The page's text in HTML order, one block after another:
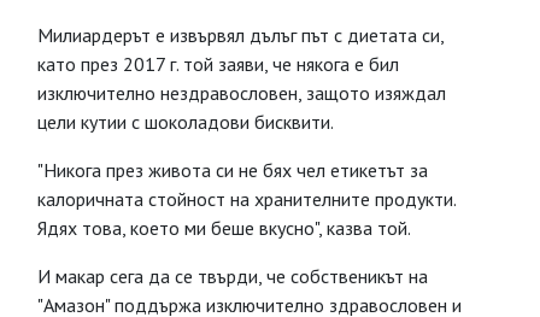
Милиардерът е извървял дълъг път с диетата си,
като през 2017 г. той заяви, че някога е бил
изключително нездравословен, защото изяждал
цели кутии с шоколадови бисквити.
"Никога през живота си не бях чел етикетът за
калоричната стойност на хранителните продукти.
Ядях това, което ми беше вкусно", казва той.
И макар сега да се твърди, че собственикът на
"Амазон" поддържа изключително здравословен и